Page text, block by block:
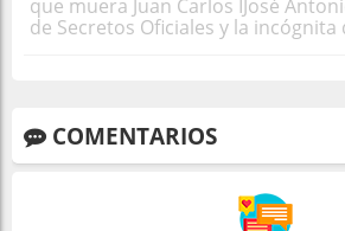
que muera Juan Carlos IJosé
de Secretos Oficiales y la incógnita
COMENTARIOS